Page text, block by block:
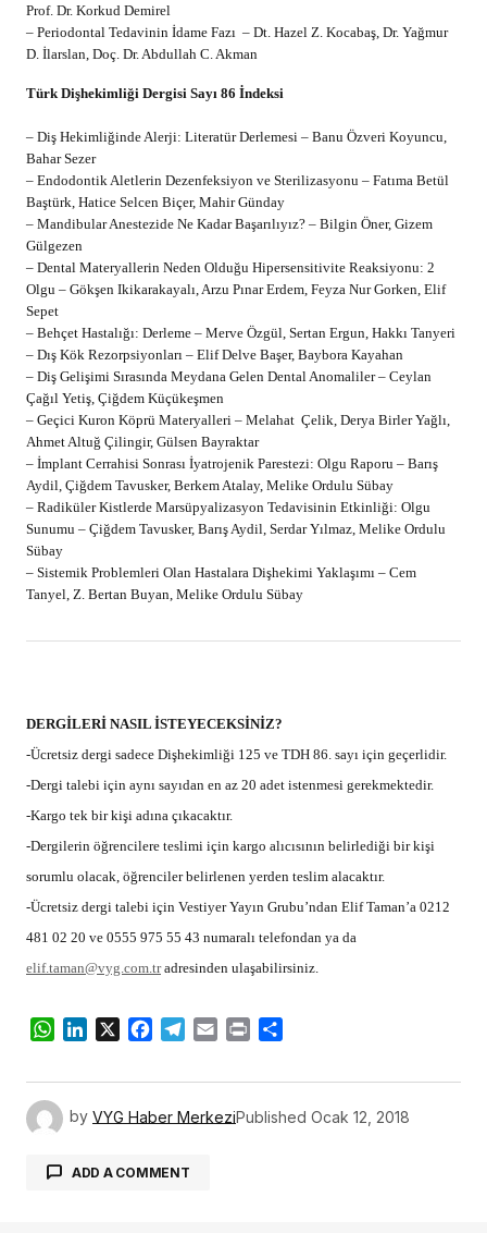
Prof. Dr. Korkud Demirel
– Periodontal Tedavinin İdame Fazı – Dt. Hazel Z. Kocabaş, Dr. Yağmur
D. İlarslan, Doç. Dr. Abdullah C. Akman
Türk Dişhekimliği Dergisi Sayı 86 İndeksi
– Diş Hekimliğinde Alerji: Literatür Derlemesi – Banu Özveri Koyuncu,
Bahar Sezer
– Endodontik Aletlerin Dezenfeksiyon ve Sterilizasyonu – Fatıma Betül
Baştürk, Hatice Selcen Biçer, Mahir Günday
– Mandibular Anestezide Ne Kadar Başarılıyız? – Bilgin Öner, Gizem
Gülgezen
– Dental Materyallerin Neden Olduğu Hipersensitivite Reaksiyonu: 2
Olgu – Gökşen Ikikarakayalı, Arzu Pınar Erdem, Feyza Nur Gorken, Elif
Sepet
– Behçet Hastalığı: Derleme – Merve Özgül, Sertan Ergun, Hakkı Tanyeri
– Dış Kök Rezorpsiyonları – Elif Delve Başer, Baybora Kayahan
– Diş Gelişimi Sırasında Meydana Gelen Dental Anomaliler – Ceylan
Çağıl Yetiş, Çiğdem Küçükeşmen
– Geçici Kuron Köprü Materyalleri – Melahat Çelik, Derya Birler Yağlı,
Ahmet Altuğ Çilingir, Gülsen Bayraktar
– İmplant Cerrahisi Sonrası İyatrojenik Parestezi: Olgu Raporu – Barış
Aydil, Çiğdem Tavusker, Berkem Atalay, Melike Ordulu Sübay
– Radiküler Kistlerde Marsüpyalizasyon Tedavisinin Etkinliği: Olgu
Sunumu – Çiğdem Tavusker, Barış Aydil, Serdar Yılmaz, Melike Ordulu
Sübay
– Sistemik Problemleri Olan Hastalara Dişhekimi Yaklaşımı – Cem
Tanyel, Z. Bertan Buyan, Melike Ordulu Sübay
DERGİLERİ NASIL İSTEYECEKSİNİZ?
-Ücretsiz dergi sadece Dişhekimliği 125 ve TDH 86. sayı için geçerlidir.
-Dergi talebi için aynı sayıdan en az 20 adet istenmesi gerekmektedir.
-Kargo tek bir kişi adına çıkacaktır.
-Dergilerin öğrencilere teslimi için kargo alıcısının belirlediği bir kişi
sorumlu olacak, öğrenciler belirlenen yerden teslim alacaktır.
-Ücretsiz dergi talebi için Vestiyer Yayın Grubu’ndan Elif Taman’a 0212
481 02 20 ve 0555 975 55 43 numaralı telefondan ya da
elif.taman@vyg.com.tradresinden ulaşabilirsiniz.
WhatsApp
LinkedIn
X Facebook
Telegram
Email Print
by VYG Haber MerkeziPublished Ocak 12, 2018
ADD A COMMENT